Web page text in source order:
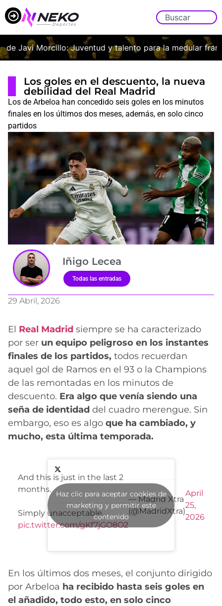
Javi Morcillo: Juventud y talento para la medular
Los goles en el descuento, la nueva
debilidad del Real Madrid
Los de Arbeloa han concedido seis goles en los minutos
finales en los últimos dos meses, además, en solo cinco
partidos
Iñigo Lecea
Todas las entradas
29 Abril, 2026
El Real Madrid siempre se ha caracterizado
por ser un equipo peligroso en los instantes
finales de los partidos, todos recuerdan
aquel gol de Ramos en el 93 o la Champions
de las remontadas en los minutos de
descuento. Era algo que venía siendo una
seña de identidad del cuadro merengue. Sin
embargo, eso es algo que ha cambiado, y
mucho, esta última temporada.
And this is just in the last 2
months.
Simply unacceptable.
pic.twitter.com/gKf7jGO8O2
— Madrid Xtra
(@MadridXtra)
April
25,
2026
Haz clic para aceptar cookies de
marketing y permitir este
contenido
En los últimos dos meses, el conjunto dirigido
por Arbeloa ha recibido hasta seis goles en
el añadido, todo esto, en solo cinco